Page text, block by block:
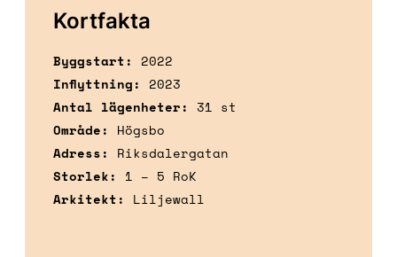
Kortfakta
Byggstart: 2022
Inflyttning: 2023
Antal lägenheter: 31 st
Område: Högsbo
Adress: Riksdalergatan
Storlek:
1 – 5 RoK
Arkitekt:
Liljewall